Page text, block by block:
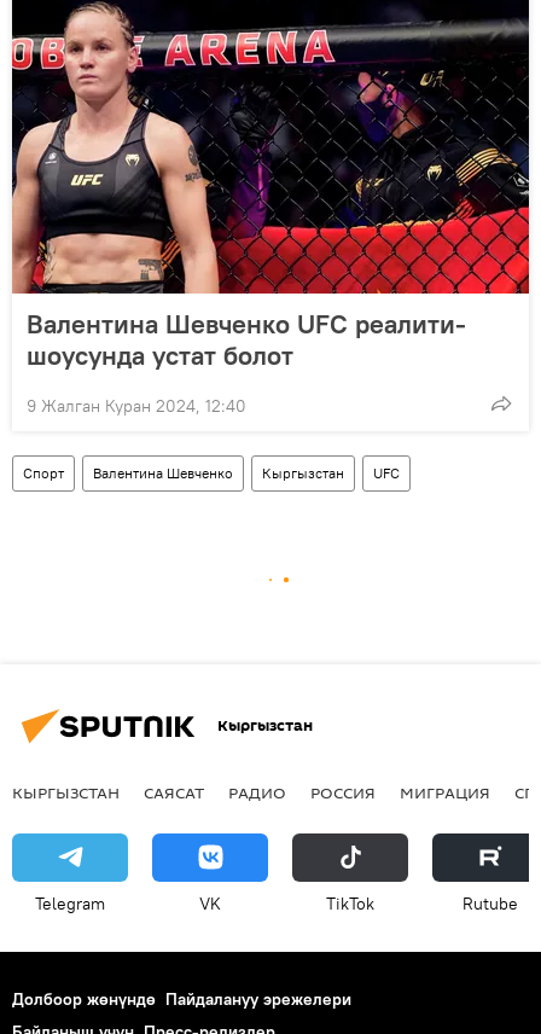
Валентина Шевченко UFC реалити-
шоусунда устат болот
9 Жалган Куран 2024, 12:40
Спорт Валентина Шевченко Кыргызстан UFC
Кыргызстан
КЫРГЫЗСТАН САЯСАТ РАДИО РОССИЯ МИГРАЦИЯ
Telegram VK ТikТоk Rutube
Долбоор жөнүндө Пайдалануу эрежелери